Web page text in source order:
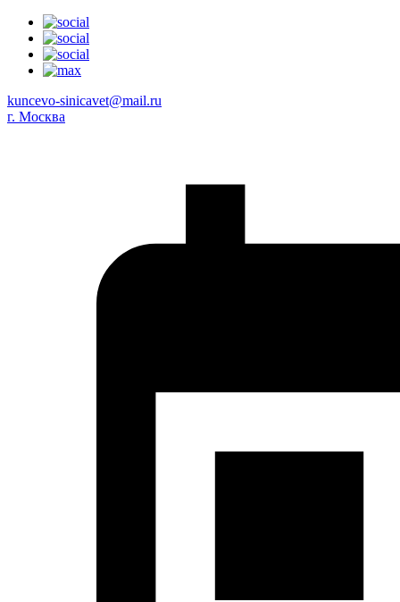
kuncevo-sinicavet@mail.ru
г. Москва